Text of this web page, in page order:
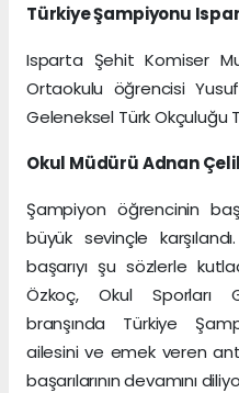
Türkiye Şampiyonu
Isparta Şehit Komiser
Ortaokulu öğrencisi
Geleneksel Türk Okçuluğu
Okul Müdürü Adnan
Şampiyon öğrencinin
büyük sevinçle
başarıyı şu sözlerle
Özkoç, Okul Sporları
branşında Türkiye
ailesini ve emek veren
başarılarının devamını